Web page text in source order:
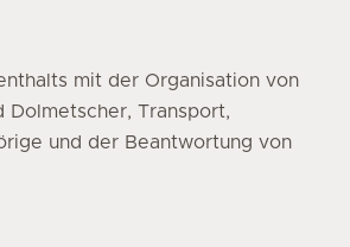
mit der Organisation von
Dolmetscher, Transport,
und der Beantwortung von